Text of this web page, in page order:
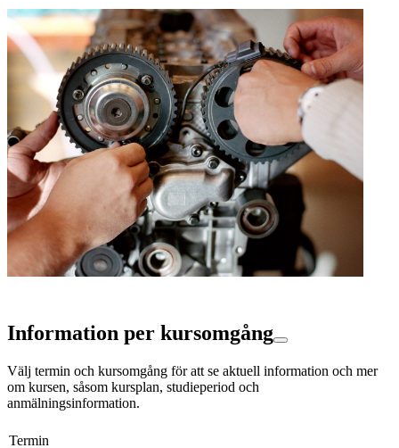
Information per kursomgång
Välj termin och kursomgång för att se aktuell information och mer
om kursen, såsom kursplan, studieperiod och
anmälningsinformation.
Termin